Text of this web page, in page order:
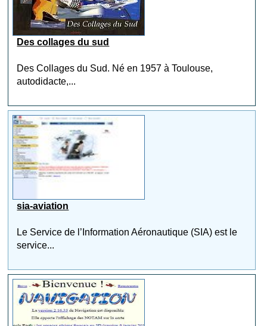
Des collages du sud
Des Collages du Sud. Né en 1957 à Toulouse,
autodidacte,...
sia-aviation
Le Service de l’Information Aéronautique (SIA) est le
service...